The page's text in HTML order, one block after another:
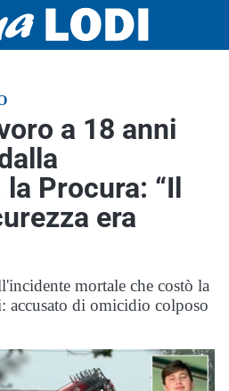
a 18 anni
Procura: “Il
era
mortale che costò la
accusato di omicidio colposo